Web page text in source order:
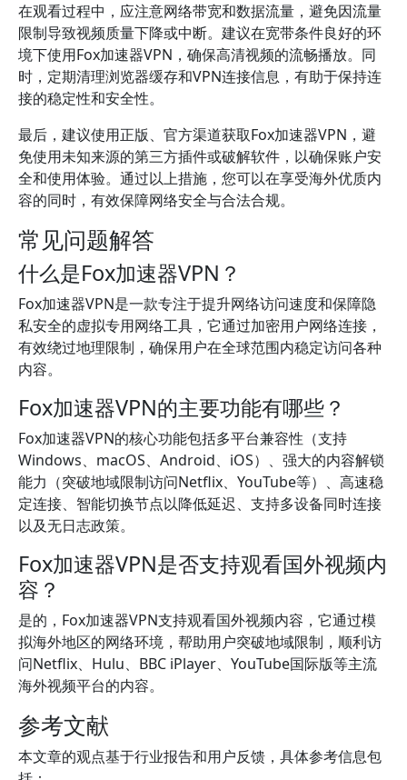
在观看过程中，应注意网络带宽和数据流量，避免因流量
限制导致视频质量下降或中断。建议在宽带条件良好的环
境下使用Fox加速器VPN，确保高清视频的流畅播放。同
时，定期清理浏览器缓存和VPN连接信息，有助于保持连
接的稳定性和安全性。
最后，建议使用正版、官方渠道获取Fox加速器VPN，避
免使用未知来源的第三方插件或破解软件，以确保账户安
全和使用体验。通过以上措施，您可以在享受海外优质内
容的同时，有效保障网络安全与合法合规。
常见问题解答
什么是Fox加速器VPN？
Fox加速器VPN是一款专注于提升网络访问速度和保障隐
私安全的虚拟专用网络工具，它通过加密用户网络连接，
有效绕过地理限制，确保用户在全球范围内稳定访问各种
内容。
Fox加速器VPN的主要功能有哪些？
Fox加速器VPN的核心功能包括多平台兼容性（支持
Windows、macOS、Android、iOS）、强大的内容解锁
能力（突破地域限制访问Netflix、YouTube等）、高速稳
定连接、智能切换节点以降低延迟、支持多设备同时连接
以及无日志政策。
Fox加速器VPN是否支持观看国外视频内
容？
是的，Fox加速器VPN支持观看国外视频内容，它通过模
拟海外地区的网络环境，帮助用户突破地域限制，顺利访
问Netflix、Hulu、BBC iPlayer、YouTube国际版等主流
海外视频平台的内容。
参考文献
本文章的观点基于行业报告和用户反馈，具体参考信息包